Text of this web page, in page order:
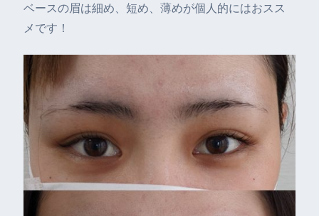
ベースの眉は細め、短め、薄めが個人的にはおスス
メです！